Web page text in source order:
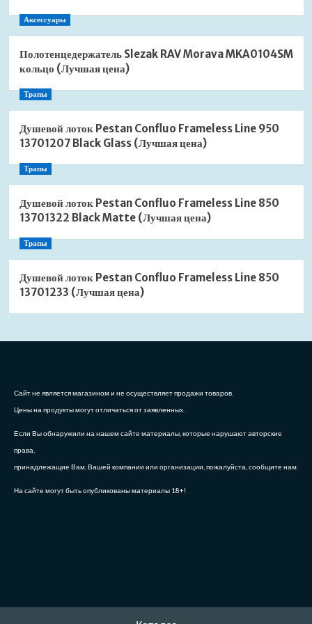
Аксессуары
Полотенцедержатель Slezak RAV Morava MKA0104SM
кольцо (Лучшая цена)
Трапы
Душевой лоток Pestan Confluo Frameless Line 950
13701207 Black Glass (Лучшая цена)
Трапы
Душевой лоток Pestan Confluo Frameless Line 850
13701322 Black Matte (Лучшая цена)
Трапы
Душевой лоток Pestan Confluo Frameless Line 850
13701233 (Лучшая цена)
Сайт не является магазином и не осуществляет продажи товаров.
Цены на продукты могут отличаться от заявленных.
Если Вы обнаружили на нашем сайте материалы, которые нарушают авторские
права,
принадлежащие Вам, Вашей компании или организации, пожалуйста, сообщите нам.
На сайте могут быть опубликованы материалы 18+!